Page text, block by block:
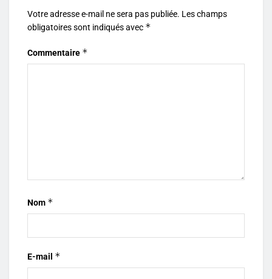
Votre adresse e-mail ne sera pas publiée. Les champs
obligatoires sont indiqués avec *
Commentaire *
Nom *
E-mail *